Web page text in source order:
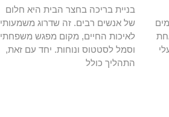
בניית בריכה בחצר הבית היא חלום
של אנשים רבים. זה שדרוג משמעותי
לאיכות החיים, מקום מפגש משפחתי
וסמל לסטטוס ונוחות. יחד עם זאת,
התהליך כולל